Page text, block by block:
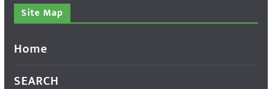
Site Map
Home
SEARCH